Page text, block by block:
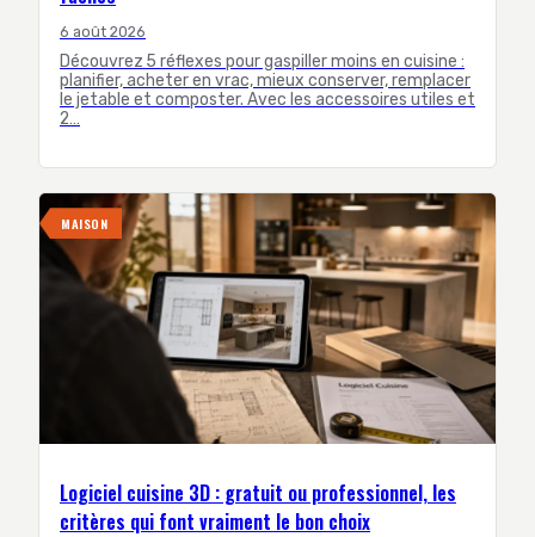
6 août 2026
Découvrez 5 réflexes pour gaspiller moins en cuisine :
planifier, acheter en vrac, mieux conserver, remplacer
le jetable et composter. Avec les accessoires utiles et
2…
MAISON
Logiciel cuisine 3D : gratuit ou professionnel, les
critères qui font vraiment le bon choix